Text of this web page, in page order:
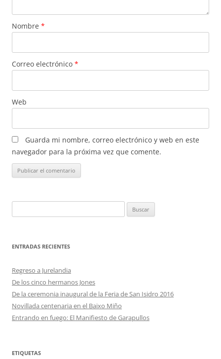
Nombre *
Correo electrónico *
Web
Guarda mi nombre, correo electrónico y web en este
navegador para la próxima vez que comente.
ENTRADAS RECIENTES
Regreso a Jurelandia
De los cinco hermanos Jones
De la ceremonia inaugural de la Feria de San Isidro 2016
Novillada centenaria en el Baixo Miño
Entrando en fuego: El Manifiesto de Garapullos
ETIQUETAS